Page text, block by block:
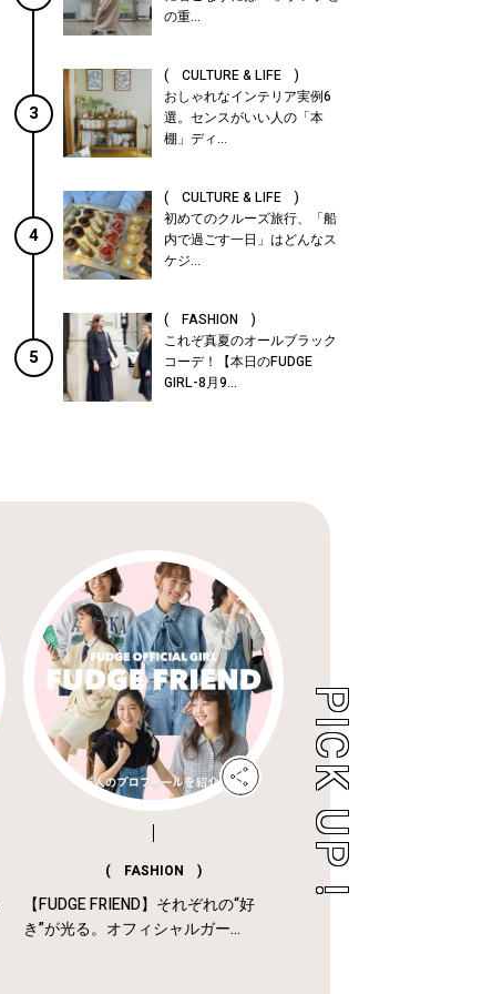
の重...
3
( CULTURE & LIFE )
おしゃれなインテリア実例6
選。センスがいい人の「本
棚」ディ...
4
( CULTURE & LIFE )
初めてのクルーズ旅行、「船
内で過ごす一日」はどんなス
ケジ...
5
( FASHION )
これぞ真夏のオールブラック
コーデ！【本日のFUDGE
GIRL-8月9...
( FASHION )
【FUDGE FRIEND】それぞれの“好
き”が光る。オフィシャルガー...